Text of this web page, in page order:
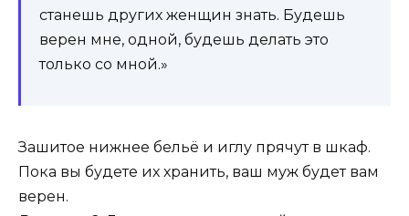
станешь других женщин знать. Будешь
верен мне, одной, будешь делать это
только со мной.»
Зашитое нижнее бельё и иглу прячут в шкаф.
Пока вы будете их хранить, ваш муж будет вам
верен.